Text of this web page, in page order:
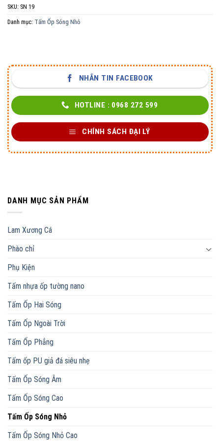
SKU: SN 19
Danh mục: Tấm Ốp Sóng Nhỏ
NHẮN TIN FACEBOOK
HOTLINE : 0968 272 599
CHÍNH SÁCH ĐẠI LÝ
DANH MỤC SẢN PHẨM
Lam Xương Cá
Phào chỉ
Phụ Kiện
Tấm nhựa ốp tường nano
Tấm Ốp Hai Sóng
Tấm Ốp Ngoài Trời
Tấm Ốp Phẳng
Tấm ốp PU giả đá siêu nhẹ
Tấm Ốp Sóng Âm
Tấm Ốp Sóng Cao
Tấm Ốp Sóng Nhỏ
Tấm Ốp Sóng Nhỏ Cao